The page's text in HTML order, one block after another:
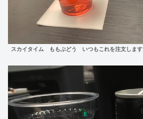
スカイタイム ももぶどう いつもこれを注文します